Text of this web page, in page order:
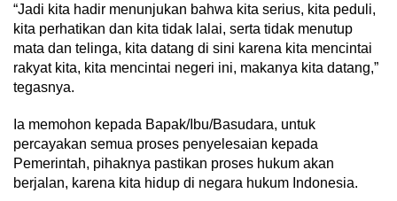
“Jadi kita hadir menunjukan bahwa kita serius, kita peduli,
kita perhatikan dan kita tidak lalai, serta tidak menutup
mata dan telinga, kita datang di sini karena kita mencintai
rakyat kita, kita mencintai negeri ini, makanya kita datang,”
tegasnya.
Ia memohon kepada Bapak/Ibu/Basudara, untuk
percayakan semua proses penyelesaian kepada
Pemerintah, pihaknya pastikan proses hukum akan
berjalan, karena kita hidup di negara hukum Indonesia.